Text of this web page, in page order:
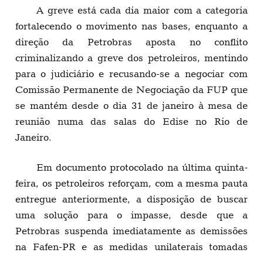
A greve está cada dia maior com a categoria
fortalecendo o movimento nas bases, enquanto a
direção da Petrobras aposta no conflito
criminalizando a greve dos petroleiros, mentindo
para o judiciário e recusando-se a negociar com
Comissão Permanente de Negociação da FUP que
se mantém desde o dia 31 de janeiro à mesa de
reunião numa das salas do Edise no Rio de
Janeiro.
Em documento protocolado na última quinta-
feira, os petroleiros reforçam, com a mesma pauta
entregue anteriormente, a disposição de buscar
uma solução para o impasse, desde que a
Petrobras suspenda imediatamente as demissões
na Fafen-PR e as medidas unilaterais tomadas